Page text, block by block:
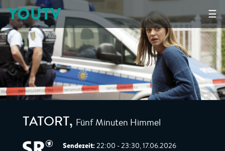
☰
YOUTV
TATORT, Fünf Minuten Himmel
Sendezeit: 22:00 - 23:30, 17.06.2026